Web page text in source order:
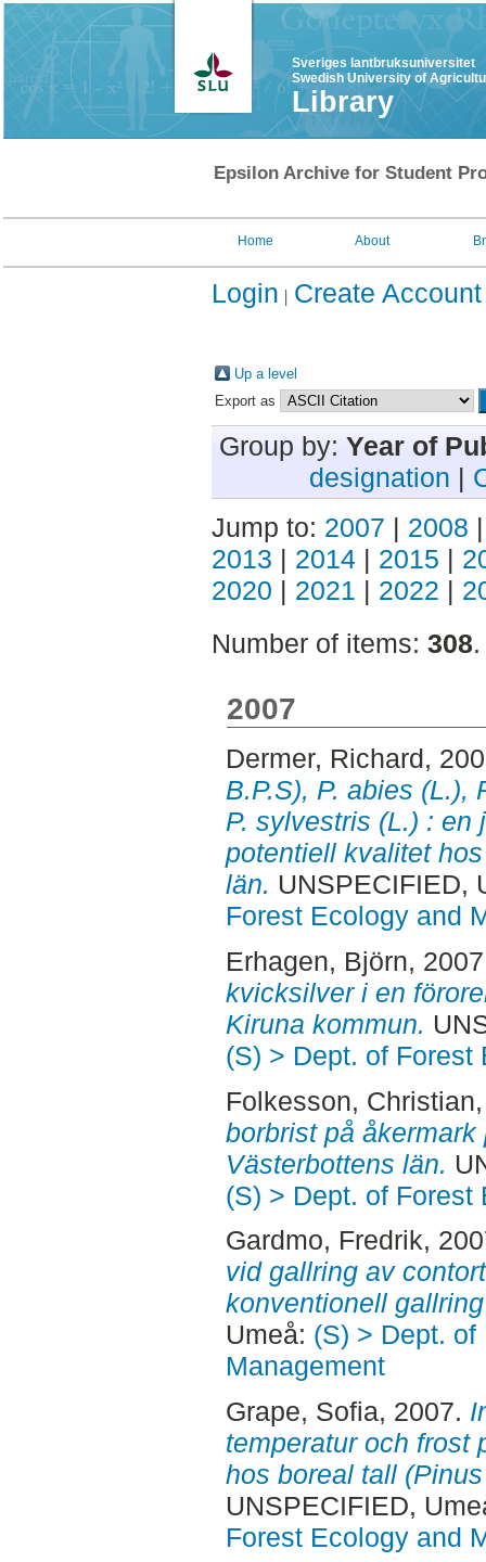
Sveriges lantbruksuniversitet
Swedish University of
Library
Epsilon Archive for Student
Home About
Login Create Account
Up a level
Export as
Group by: Year of
designation |
Jump to: 2007 | 2008
2013 | 2014 | 2015 |
2020 | 2021 | 2022 |
Number of items: 308.
2007
Dermer, Richard,
B.P.S), P. abies (L.),
P. sylvestris (L.) : en
potentiell kvalitet
län. UNSPECIFIED,
Forest Ecology and
Erhagen, Björn,
kvicksilver i en
Kiruna kommun.
(S) > Dept. of Forest
Folkesson, Christian
borbrist på
Västerbottens län.
(S) > Dept. of Forest
Gardmo, Fredrik,
vid gallring av
konventionell
Umeå: (S) > Dept.
Management
Grape, Sofia, 2007.
temperatur och frost
hos boreal tall
UNSPECIFIED,
Forest Ecology and